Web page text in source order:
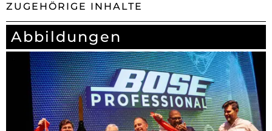
ZUGEHÖRIGE INHALTE
Abbildungen